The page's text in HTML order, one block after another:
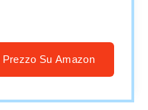
tono
Prezzo Su Amazon